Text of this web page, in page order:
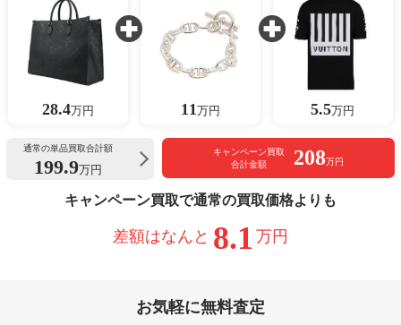
28.4万円 11 万円 5.5万円
通常の単品買取合計額
199.9万円
キャンペーン買取
合計金額
208万円
キャンペーン買取で通常の買取価格よりも
差額はなんと 8.1 万円
お気軽に無料査定